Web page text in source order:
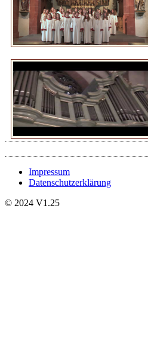
Impressum
Datenschutzerklärung
© 2024 V1.25